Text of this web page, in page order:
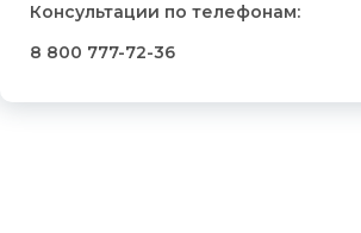
Консультации по телефонам:
8 800 777-72-36